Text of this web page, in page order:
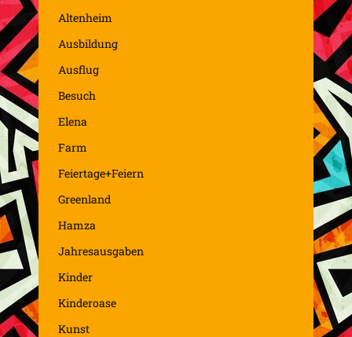
Altenheim
Ausbildung
Ausflug
Besuch
Elena
Farm
Feiertage+Feiern
Greenland
Hamza
Jahresausgaben
Kinder
Kinderoase
Kunst